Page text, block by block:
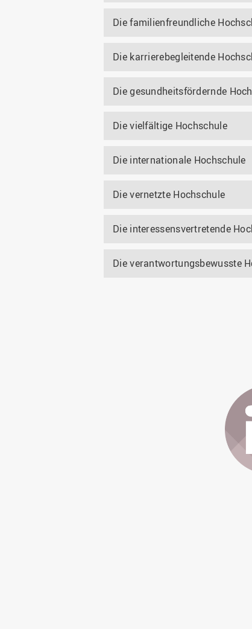
Die familienfreundliche
Die karrierebegleitende
Die gesundheitsfördernde
Die vielfältige Hochschule
Die internationale Hochschule
Die vernetzte Hochschule
Die interessensvertretende
Die verantwortungsbewusste